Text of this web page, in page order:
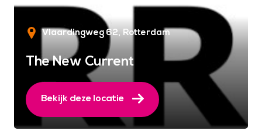
Vlaardingweg 62 Rotterdam
The New Current
Bekijk deze locatie